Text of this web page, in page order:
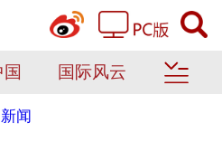
国际风云
新闻